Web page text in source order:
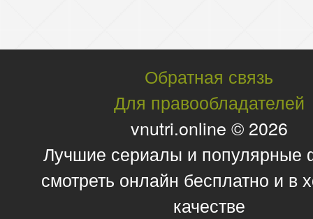
Обратная связь
Для правообладателей
vnutri.online © 2026
Лучшие сериалы и
смотреть онлайн бесплатно и в
качестве